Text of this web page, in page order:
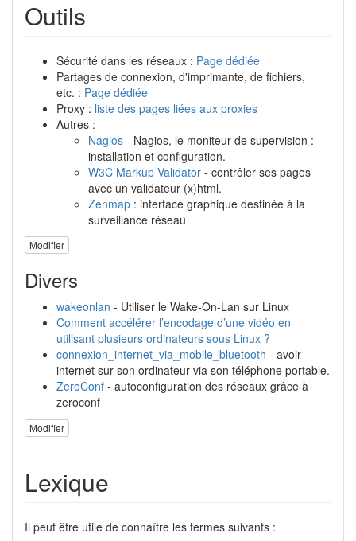
Outils
Sécurité dans les réseaux : Page dédiée
Partages de connexion, d'imprimante, de fichiers,
etc. : Page dédiée
Proxy : liste des pages liées aux proxies
Autres :
Nagios - Nagios, le moniteur de supervision :
installation et configuration.
W3C Markup Validator - contrôler ses pages
avec un validateur (x)html.
Zenmap : interface graphique destinée à la
surveillance réseau
Modifier
Divers
wakeonlan - Utiliser le Wake-On-Lan sur Linux
Comment accélérer l’encodage d’une vidéo en
utilisant plusieurs ordinateurs sous Linux ?
connexion_internet_via_mobile_bluetooth - avoir
internet sur son ordinateur via son téléphone portable.
ZeroConf - autoconfiguration des réseaux grâce à
zeroconf
Modifier
Lexique
Il peut être utile de connaître les termes suivants :